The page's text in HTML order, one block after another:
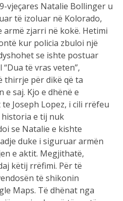
vjeçares Natalie Bollinger u
të izoluar në Kolorado,
armë zjarri në kokë. Hetimi
kur policia zbuloi një
se ishte postuar
të vras veten”,
thirrje për dikë që ta
saj. Kjo e dhënë e
Joseph Lopez, i cili rrëfeu
e tij nuk
se Natalie e kishte
duke i siguruar armën
e aktit. Megjithatë,
këtij rrëfimi. Për të
të shikonin
Maps. Të dhënat nga